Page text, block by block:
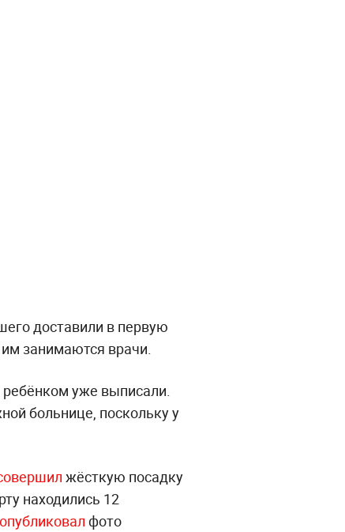
доставили в первую
занимаются врачи.
уже выписали.
больнице, поскольку у
жёсткую посадку
находились 12
опубликовал фото